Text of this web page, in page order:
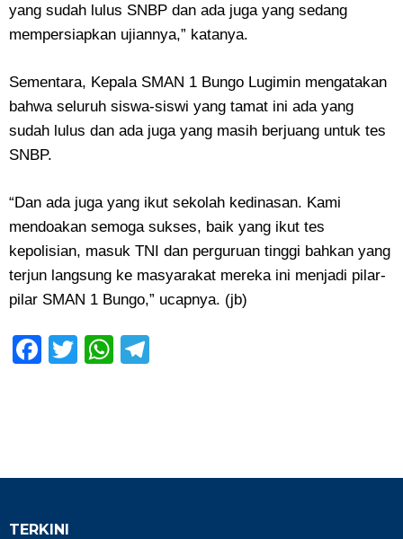
yang sudah lulus SNBP dan ada juga yang sedang
mempersiapkan ujiannya,” katanya.
Sementara, Kepala SMAN 1 Bungo Lugimin mengatakan
bahwa seluruh siswa-siswi yang tamat ini ada yang
sudah lulus dan ada juga yang masih berjuang untuk tes
SNBP.
“Dan ada juga yang ikut sekolah kedinasan. Kami
mendoakan semoga sukses, baik yang ikut tes
kepolisian, masuk TNI dan perguruan tinggi bahkan yang
terjun langsung ke masyarakat mereka ini menjadi pilar-
pilar SMAN 1 Bungo,” ucapnya. (jb)
Facebook
TwitterWhatsApp
TERKINI